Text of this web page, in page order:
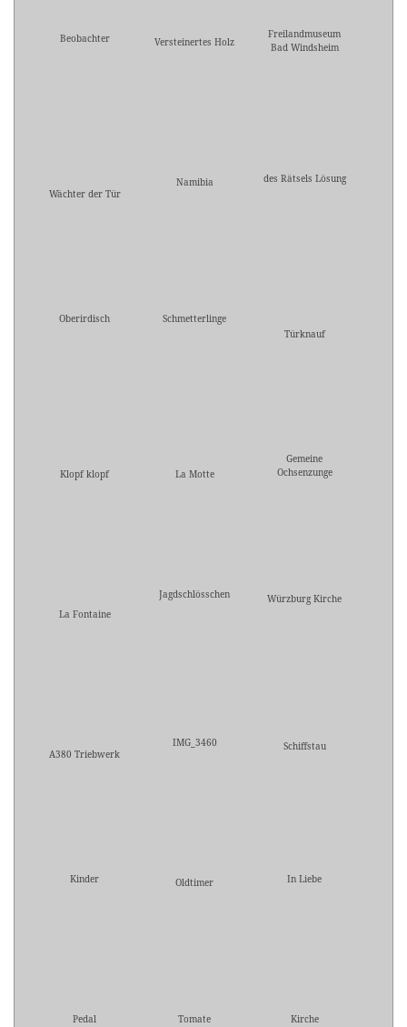
Beobachter Versteinertes Holz
Freilandmuseum
Bad Windsheim
Wächter der Tür
Namibia des Rätsels Lösung
Oberirdisch
Schmetterlinge
Türknauf
Klopf klopf La Motte
Gemeine
Ochsenzunge
La Fontaine
Jagdschlösschen Würzburg Kirche
A380 Triebwerk
IMG_3460 Schiffstau
Kinder Oldtimer In Liebe
Pedal Tomate Kirche